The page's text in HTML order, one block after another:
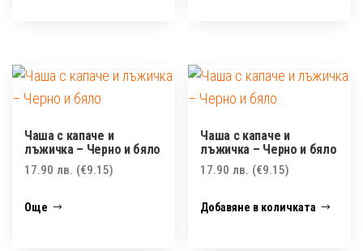
Чаша с капаче и
лъжичка – Черно и бяло
17.90 лв. (€9.15)
Още
Чаша с капаче и
лъжичка – Черно и бяло
17.90лв. (€9.15)
Добавяне в количката